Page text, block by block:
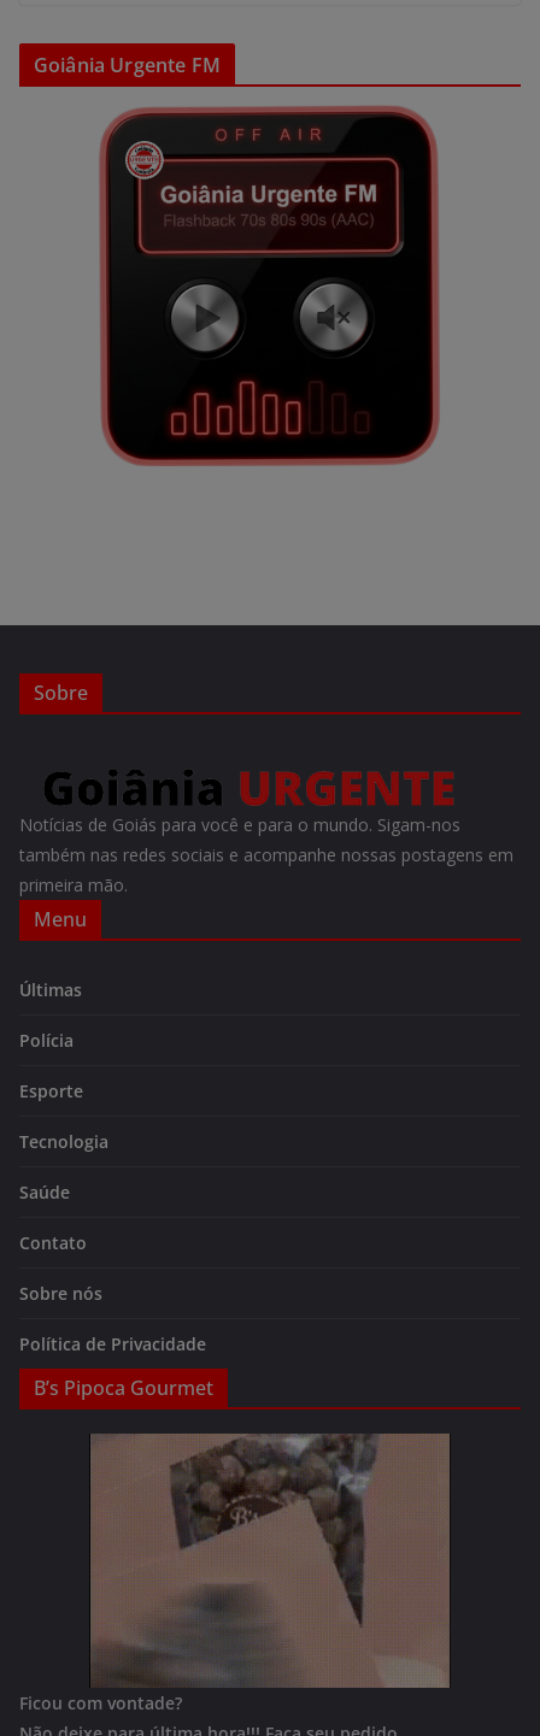
Goiânia Urgente FM
Sobre
Notícias de Goiás para você e para o mundo. Sigam-nos
também nas redes sociais e acompanhe nossas postagens em
primeira mão.
Menu
Últimas
Polícia
Esporte
Tecnologia
Saúde
Contato
Sobre nós
Política de Privacidade
B’s Pipoca Gourmet
Ficou com vontade?